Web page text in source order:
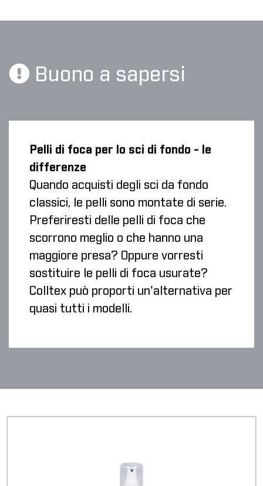
Buono a sapersi
Pelli di foca per lo sci di fondo - le
differenze
Quando acquisti degli sci da fondo
classici, le pelli sono montate di serie.
Preferiresti delle pelli di foca che
scorrono meglio o che hanno una
maggiore presa? Oppure vorresti
sostituire le pelli di foca usurate?
Colltex può proporti un'alternativa per
quasi tutti i modelli.